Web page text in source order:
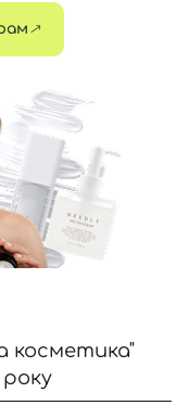
косметика"